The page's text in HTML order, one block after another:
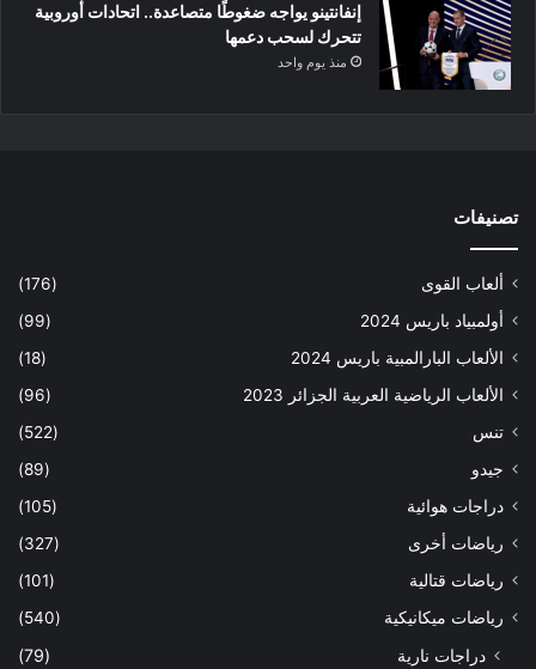
إنفانتينو يواجه ضغوطًا متصاعدة.. اتحادات أوروبية
تتحرك لسحب دعمها
منذ يوم واحد
تصنيفات
ألعاب القوى
(176)
أولمبياد باريس 2024
(99)
الألعاب البارالمبية باريس 2024
(18)
الألعاب الرياضية العربية الجزائر 2023
(96)
تنس
(522)
جيدو
(89)
دراجات هوائية
(105)
رياضات أخرى
(327)
رياضات قتالية
(101)
رياضات ميكانيكية
(540)
دراجات نارية
(79)